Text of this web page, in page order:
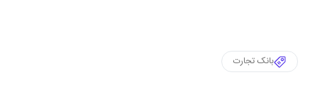
بانک تجارت